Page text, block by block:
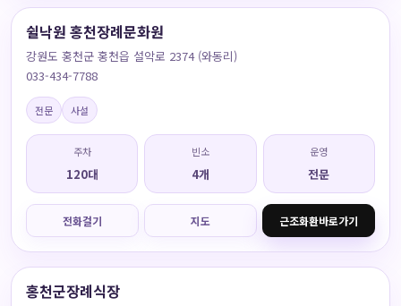
쉴낙원 홍천장례문화원
강원도 홍천군 홍천읍 설악로 2374 (와동리)
033-434-7788
전문 사설
주차
120대
빈소
4개
운영
전문
전화걸기 지도 근조화환바로가기
홍천군장례식장